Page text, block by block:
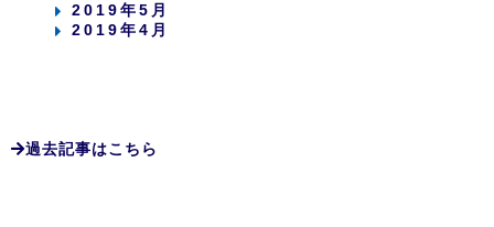
2019年5月
2019年4月
過去記事はこちら